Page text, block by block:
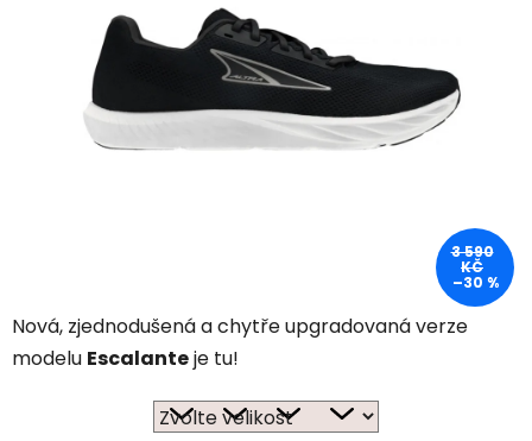
Nová, zjednodušená a chytře upgradovaná verze
modelu Escalanteje tu!
3 590
KČ
–30 %